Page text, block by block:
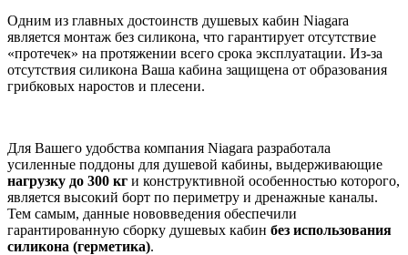
Одним из главных достоинств душевых кабин Niagara
является монтаж без силикона, что гарантирует отсутствие
«протечек» на протяжении всего срока эксплуатации. Из-за
отсутствия силикона Ваша кабина защищена от образования
грибковых наростов и плесени.
Для Вашего удобства компания Niagara разработала
усиленные поддоны для душевой кабины, выдерживающие
нагрузку до 300 кг и конструктивной особенностью которого,
является высокий борт по периметру и дренажные каналы.
Тем самым, данные нововведения обеспечили
гарантированную сборку душевых кабин без использования
силикона (герметика).